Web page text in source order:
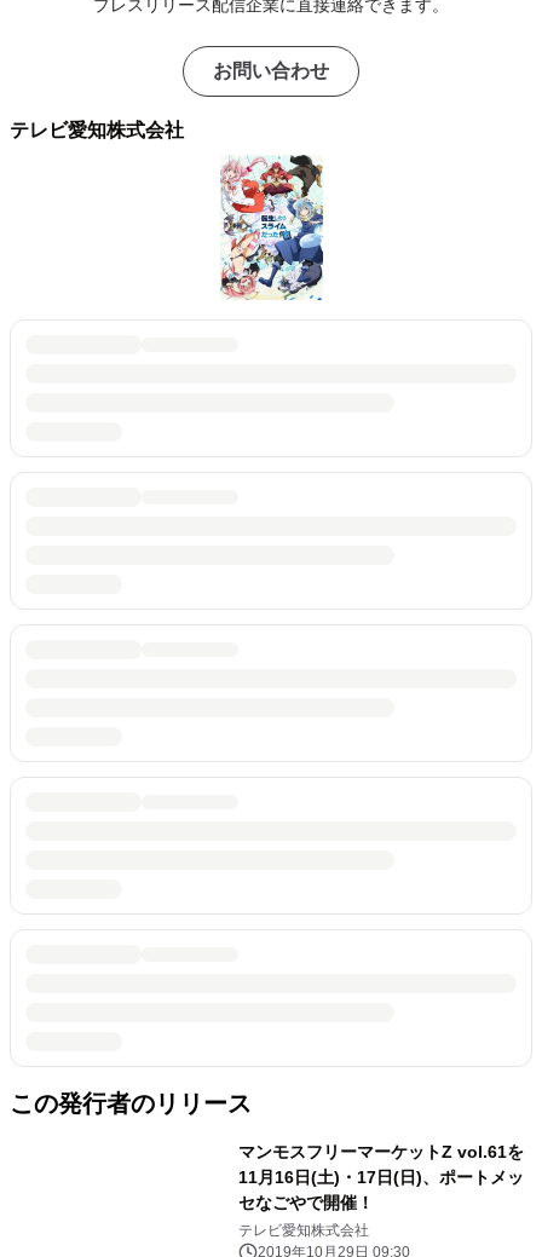
プレスリリース配信企業に直接連絡できます。
お問い合わせ
テレビ愛知株式会社
この発行者のリリース
マンモスフリーマーケットZ vol.61を
11月16日(土)・17日(日)、ポートメッ
セなごやで開催！
テレビ愛知株式会社
2019年10月29日 09:30